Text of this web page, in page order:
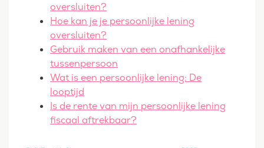
oversluiten?
Hoe kan je je persoonlijke lening
oversluiten?
Gebruik maken van een onafhankelijke
tussenpersoon
Wat is een persoonlijke lening: De
looptijd
Is de rente van mijn persoonlijke lening
fiscaal aftrekbaar?